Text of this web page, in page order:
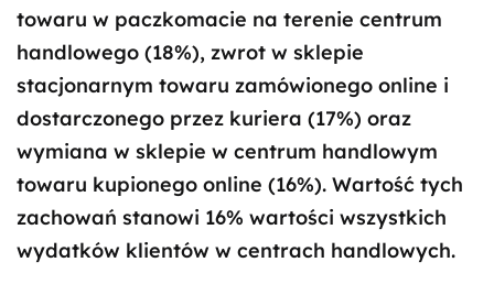
towaru w paczkomacie na terenie centrum
handlowego (18%), zwrot w sklepie
stacjonarnym towaru zamówionego online i
dostarczonego przez kuriera (17%) oraz
wymiana w sklepie w centrum handlowym
towaru kupionego online (16%). Wartość tych
zachowań stanowi 16% wartości wszystkich
wydatków klientów w centrach handlowych.